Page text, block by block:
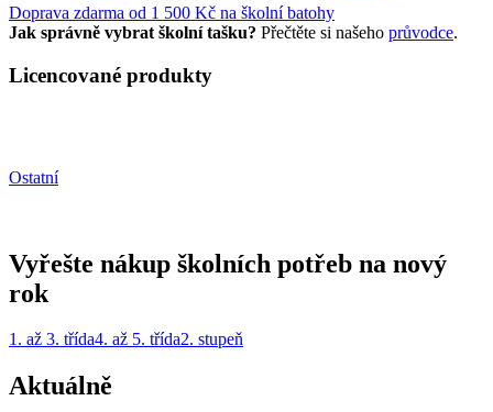
Doprava zdarma od 1 500 Kč na školní batohy
Jak správně vybrat školní tašku? Přečtěte si našeho průvodce.
Licencované produkty
Ostatní
Vyřešte nákup školních potřeb na nový
rok
1. až 3. třída4. až 5. třída2. stupeň
Aktuálně